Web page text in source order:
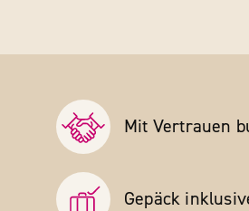
Mit Vertrauen
Gepäck